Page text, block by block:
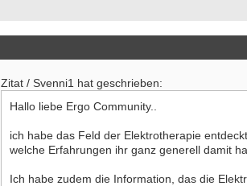
Zitat / Svenni1 hat geschrieben:
Hallo liebe Ergo Community..
ich habe das Feld der Elektrotherapie
welche Erfahrungen ihr ganz generell damit
Ich habe zudem die Information, das die